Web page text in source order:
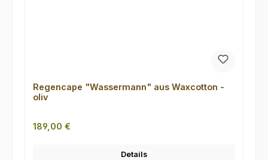
Regencape "Wassermann" aus Waxcotton -
oliv
Regulärer Preis:
189,00 €
Details